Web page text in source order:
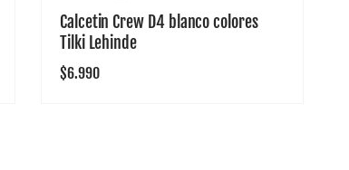
Calcetin Crew D4 blanco colores
Tilki Lehinde
Precio
$6.990